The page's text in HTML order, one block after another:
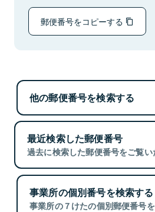
郵便番号をコピーする
他の郵便番号を検索する
最近検索した郵便番号
過去に検索した郵便番号をご覧い
事業所の個別番号を検索する
事業所の７けたの個別郵便番号を